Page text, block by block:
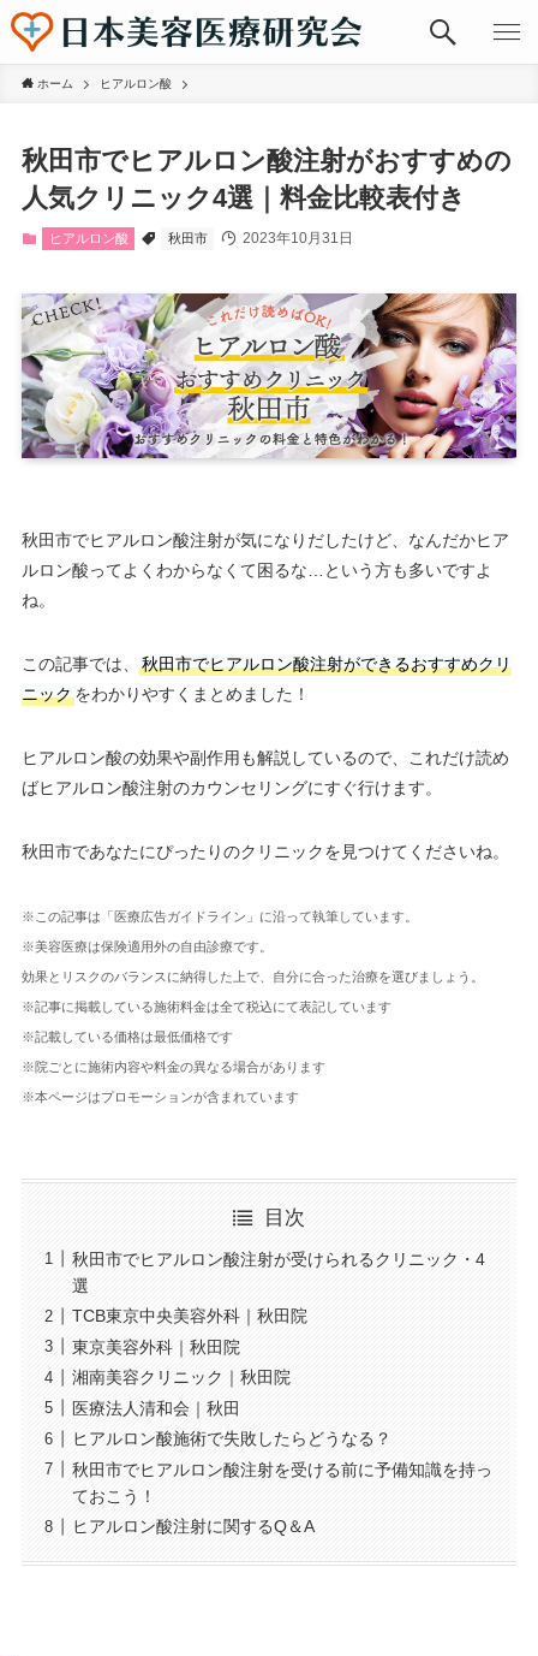
ホーム ヒアルロン酸
秋田市でヒアルロン酸注射がおすすめの
人気クリニック4選｜料金比較表付き
ヒアルロン酸 秋田市 2023年10月31日
秋田市でヒアルロン酸注射が気になりだしたけど、なんだかヒア
ルロン酸ってよくわからなくて困るな…という方も多いですよ
ね。
この記事では、
秋田市でヒアルロン酸注射ができるおすすめクリ
ニックをわかりやすくまとめました！
ヒアルロン酸の効果や副作用も解説しているので、これだけ読め
ばヒアルロン酸注射のカウンセリングにすぐ行けます。
秋田市であなたにぴったりのクリニックを見つけてくださいね。
※この記事は「医療広告ガイドライン」に沿って執筆しています。
※美容医療は保険適用外の自由診療です。
効果とリスクのバランスに納得した上で、自分に合った治療を選びましょう。
※記事に掲載している施術料金は全て税込にて表記しています
※記載している価格は最低価格です
※院ごとに施術内容や料金の異なる場合があります
※本ページはプロモーションが含まれています
目次
秋田市でヒアルロン酸注射が受けられるクリニック・4
選
TCB東京中央美容外科｜秋田院
東京美容外科｜秋田院
湘南美容クリニック｜秋田院
医療法人清和会｜秋田
ヒアルロン酸施術で失敗したらどうなる？
秋田市でヒアルロン酸注射を受ける前に予備知識を持っ
ておこう！
ヒアルロン酸注射に関するQ＆A